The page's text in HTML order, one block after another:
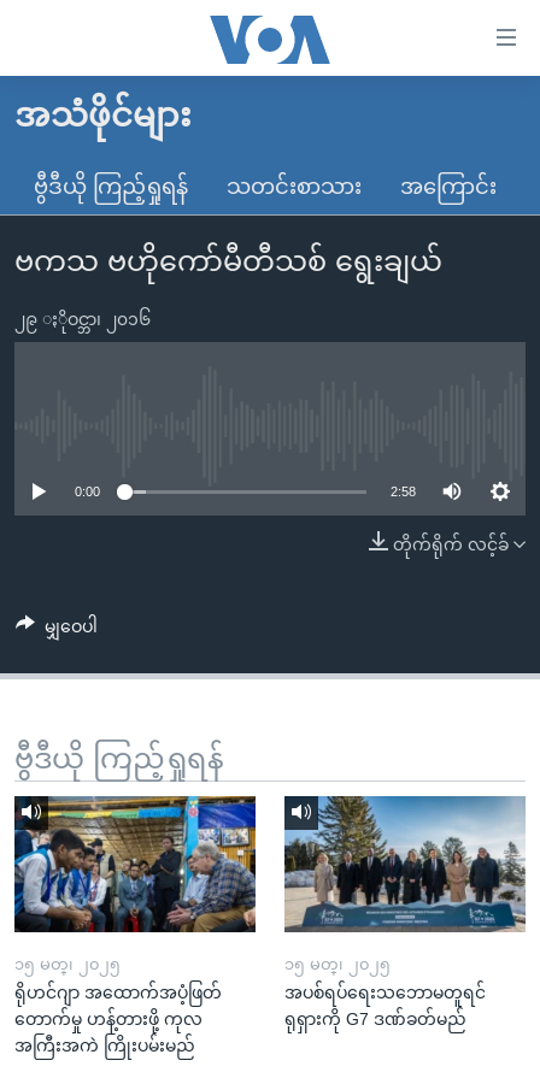
လွယ်ကူ
သည့်
များ
ပင်မ
ပင်မ
စာမျက်နှာ
ကျော်
ရန်
ရှာဖွေ
ရန်
နေရာ
သို့
ကျော်
ရန်
မူလစာမျက်နှာ
မြန်မာ
ကမ္ဘာ့သတင်းများ
နိုင်ငံတကာ
တရုတ်
ဗွီဒီယို
ရပ်ဝန်းတခု လမ်းတခု အလွန်
ရုပ်ရှင်ထဲက အင်္ဂလိပ်စာ
တီဗွီ
ရေဒီယို/တီဗွီအစီအစဉ်
ဗွီအိုအေ လူမှုကွန်ယက်များ
ဘာသာစကားများ
အသံဖိုင်များ
ဗွီဒီယို ကြည့်ရှုရန် သတင်းစာသား အကြောင်း
ဗကသ ဗဟိုကော်မီတီသစ် ရွေးချယ်
၂၉ ႏိုဝင္ဘာ၊ ၂၀၁၆
0:00 2:58
တိုက်ရိုက် လင့်ခ်
မျှဝေပါ
ဗွီဒီယို ကြည့်ရှုရန်
၁၅ မတ္၊ ၂၀၂၅
ရိုဟင်ဂျာ အထောက်အပံ့ဖြတ်
တောက်မှု ဟန့်တားဖို့ ကုလ
အကြီးအကဲ ကြိုးပမ်းမည်
၁၅ မတ္၊ ၂၀၂၅
အပစ်ရပ်ရေးသဘောမတူရင်
ရုရှားကို G7 ဒဏ်ခတ်မည်